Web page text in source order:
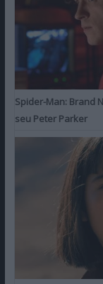
Spider-Man: Brand
seu Peter Parker